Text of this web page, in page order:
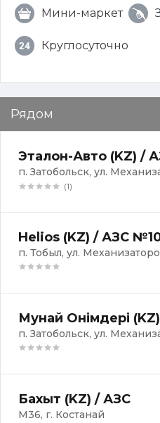
Мини-маркет
Круглосуточно
Рядом
Эталон-Авто (KZ) /
п. Затобольск, ул.
(1)
Helios (KZ) / АЗС
п. Тобыл, ул.
п. Затобольск, ул.
Бахыт (KZ) / АЗС
М36, г. Костанай